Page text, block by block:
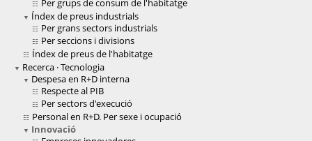
Per grups de consum de l'habitatge
Índex de preus industrials
Per grans sectors industrials
Per seccions i divisions
Índex de preus de l'habitatge
Recerca · Tecnologia
Despesa en R+D interna
Respecte al PIB
Per sectors d'execució
Personal en R+D. Per sexe i ocupació
Innovació